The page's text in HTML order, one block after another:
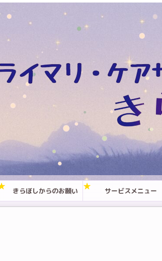
きらぼしからのお願い サービスメニュー